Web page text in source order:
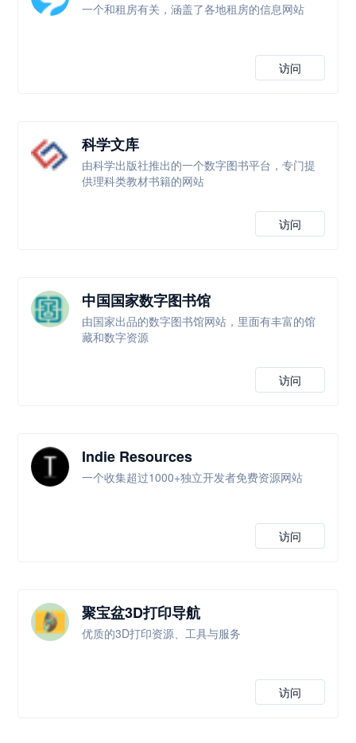
一个和租房有关，涵盖了各地租房的信息网站
访问
科学文库
由科学出版社推出的一个数字图书平台，专门提
供理科类教材书籍的网站
访问
中国国家数字图书馆
由国家出品的数字图书馆网站，里面有丰富的馆
藏和数字资源
访问
Indie Resources
一个收集超过1000+独立开发者免费资源网站
访问
聚宝盆3D打印导航
优质的3D打印资源、工具与服务
访问